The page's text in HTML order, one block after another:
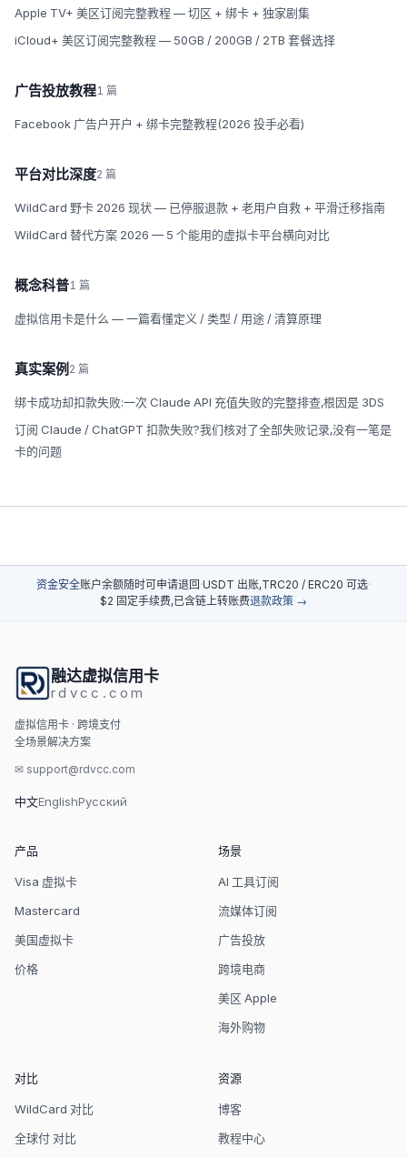
Apple TV+ 美区订阅完整教程 — 切区 + 绑卡 + 独家剧集
iCloud+ 美区订阅完整教程 — 50GB / 200GB / 2TB 套餐选择
广告投放教程1 篇
Facebook 广告户开户 + 绑卡完整教程(2026 投手必看)
平台对比深度2 篇
WildCard 野卡 2026 现状 — 已停服退款 + 老用户自救 + 平滑迁移指南
WildCard 替代方案 2026 — 5 个能用的虚拟卡平台横向对比
概念科普1 篇
虚拟信用卡是什么 — 一篇看懂定义 / 类型 / 用途 / 清算原理
真实案例 2 篇
绑卡成功却扣款失败:一次 Claude API 充值失败的完整排查,根因是 3DS
订阅 Claude / ChatGPT 扣款失败?我们核对了全部失败记录,没有一笔是
卡的问题
资金安全账户余额随时可申请退回 ·USDT 出账,TRC20 / ERC20 可选·
$2 固定手续费,已含链上转账费退款政策 →
融达虚拟信用卡
rdvcc.com
虚拟信用卡 · 跨境支付
全场景解决方案
✉ support@rdvcc.com
中文EnglishРусский
产品
Visa 虚拟卡
Mastercard
美国虚拟卡
价格
场景
AI 工具订阅
流媒体订阅
广告投放
跨境电商
美区 Apple
海外购物
对比
WildCard 对比
全球付 对比
资源
博客
教程中心